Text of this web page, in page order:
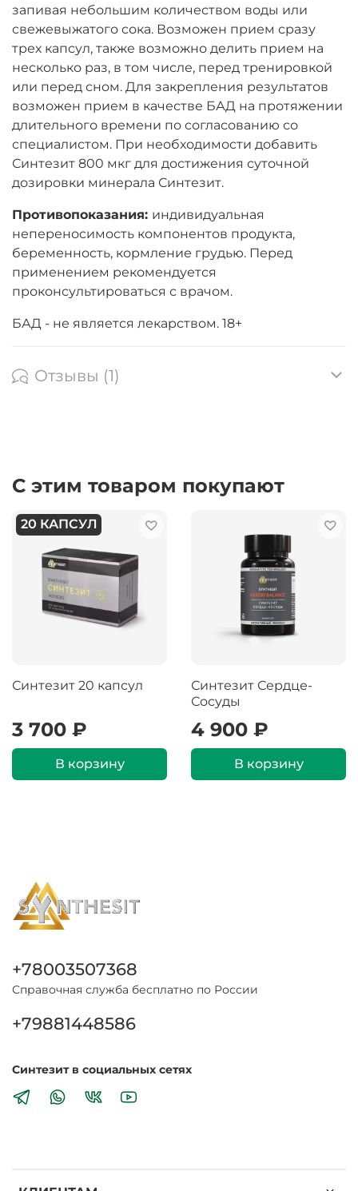
запивая небольшим количеством воды или
свежевыжатого сока. Возможен прием сразу
трех капсул, также возможно делить прием на
несколько раз, в том числе, перед тренировкой
или перед сном. Для закрепления результатов
возможен прием в качестве БАД на протяжении
длительного времени по согласованию со
специалистом. При необходимости добавить
Синтезит 800 мкг для достижения суточной
дозировки минерала Синтезит.
Противопоказания: индивидуальная
непереносимость компонентов продукта,
беременность, кормление грудью. Перед
применением рекомендуется
проконсультироваться с врачом.
БАД - не является лекарством. 18+
Отзывы (1)
С этим товаром покупают
20 КАПСУЛ
Синтезит 20 капсул
3 700 ₽
В корзину
Синтезит Сердце-
Сосуды
4 900 ₽
В корзину
+78003507368
Справочная служба бесплатно по России
+79881448586
Синтезит в социальных сетях